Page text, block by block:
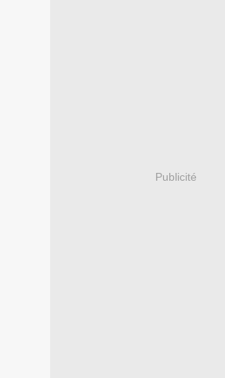
Publicité